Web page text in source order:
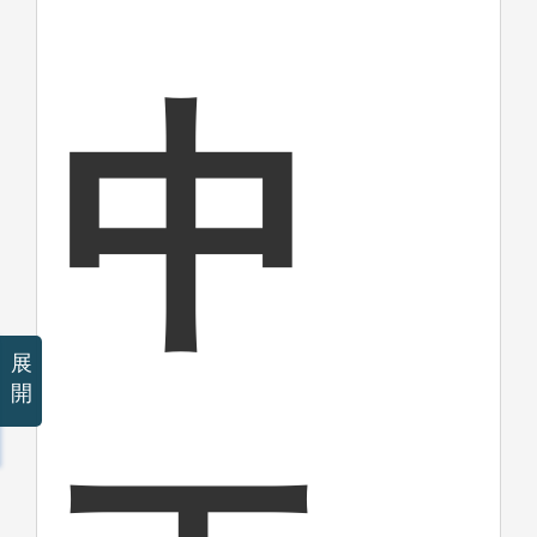
中
展
開